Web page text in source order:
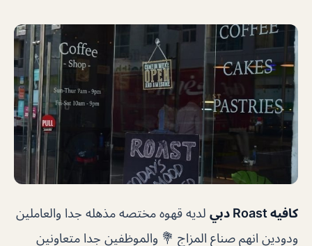
كافيه Roast دبي
لديه قهوه مختصه مذهله جدا والعاملين
ودودين انهم صناع المزاج 💐 والموظفين جدا متعاونين